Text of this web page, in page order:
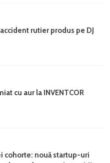
rutier produs pe DJ
cu aur la INVENTCOR
cohorte: nouă startup-uri